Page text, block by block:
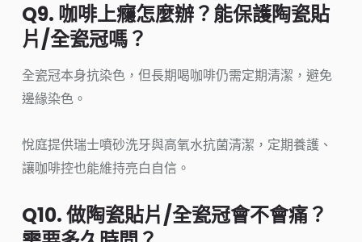
Q9. 咖啡上癮怎麼辦？能保護陶瓷貼
片/全瓷冠嗎？
全瓷冠本身抗染色，但長期喝咖啡仍需定期清潔，避免
邊緣染色。
悅庭提供瑞士噴砂洗牙與高氧水抗菌清潔，定期養護、
讓咖啡控也能維持亮白自信。
Q10. 做陶瓷貼片/全瓷冠會不會痛？